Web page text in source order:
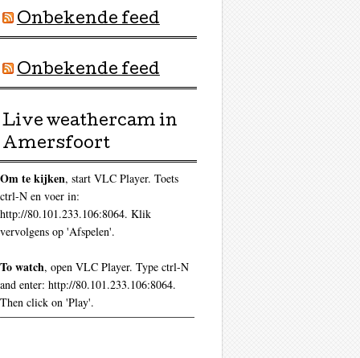
Onbekende feed
Onbekende feed
Live weathercam in
Amersfoort
Om te kijken, start VLC Player. Toets
ctrl-N en voer in:
http://80.101.233.106:8064. Klik
vervolgens op 'Afspelen'.
To watch, open VLC Player. Type ctrl-N
and enter: http://80.101.233.106:8064.
Then click on 'Play'.